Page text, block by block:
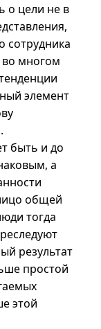
о цели не в
сотрудника
многом
элемент
быть и до
а
общей
тогда
результат
простой
этой